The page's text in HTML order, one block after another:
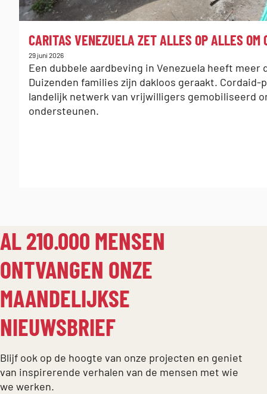
:
CARITAS VENEZUELA ZET ALLES OP ALLES OM
Gepubliceerd
op:
29 juni 2026
Een dubbele aardbeving in Venezuela heeft meer
Duizenden families zijn dakloos geraakt.
landelijk netwerk van vrijwilligers gemobiliseerd
ondersteunen.
AL 210.000 MENSEN
ONTVANGEN ONZE
MAANDELIJKSE
NIEUWSBRIEF
Blijf ook op de hoogte van onze projecten en geniet
van inspirerende verhalen van de mensen met wie
we werken.